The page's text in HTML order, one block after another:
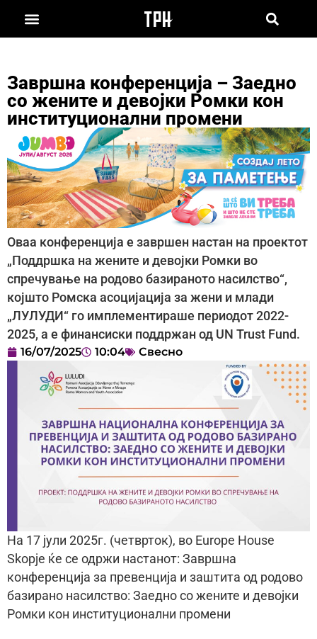
Завршна конференција – Заедно
со жените и девојки Ромки кон
институционални промени
Оваа конференција е завршен настан на проектот
„Поддршка на жените и девојки Ромки во
спречување на родово базираното насилство“,
којшто Ромска асоцијација за жени и млади
„ЛУЛУДИ“ го имплементираше периодот 2022-
2025, а е финансиски поддржан од UN Trust Fund.
16/07/2025 10:04 Свесно
На 17 јули 2025г. (четврток), во Europe House
Skopje ќе се одржи настанот: Завршна
конференција за превенција и заштита од родово
базирано насилство: Заедно со жените и девојки
Ромки кон институционални промени